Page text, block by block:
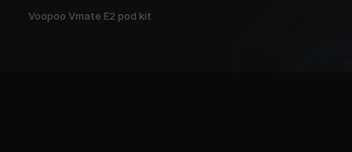
Voopoo Vmate E2 pod kit